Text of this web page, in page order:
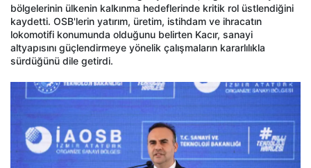
bölgelerinin ülkenin kalkınma hedeflerinde kritik rol üstlendiğini
kaydetti. OSB'lerin yatırım, üretim, istihdam ve ihracatın
lokomotifi konumunda olduğunu belirten Kacır, sanayi
altyapısını güçlendirmeye yönelik çalışmaların kararlılıkla
sürdüğünü dile getirdi.